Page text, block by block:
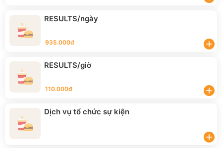
RESULTS/ngày
935.000đ add
RESULTS/giờ
110.000đ add
Dịch vụ tổ chức sự kiện
add